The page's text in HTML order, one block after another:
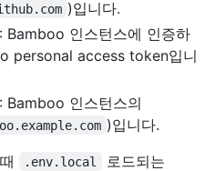
)입니다.
: Bamboo 인스턴스에 인증하
personal access token입니
: Bamboo 인스턴스의
)입니다.
.env.local
로드되는